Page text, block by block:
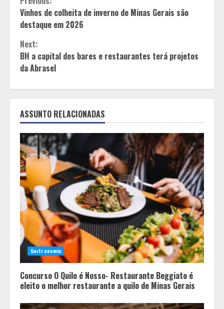
Reading
Vinhos de colheita de inverno de Minas Gerais são
destaque em 2026
Next:
BH a capital dos bares e restaurantes terá projetos
da Abrasel
ASSUNTO RELACIONADAS
Gastronomia
Concurso O Quilo é Nosso- Restaurante Beggiato é
eleito o melhor restaurante a quilo de Minas Gerais